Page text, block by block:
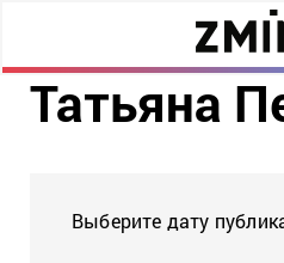
Татьяна
Выберите дату